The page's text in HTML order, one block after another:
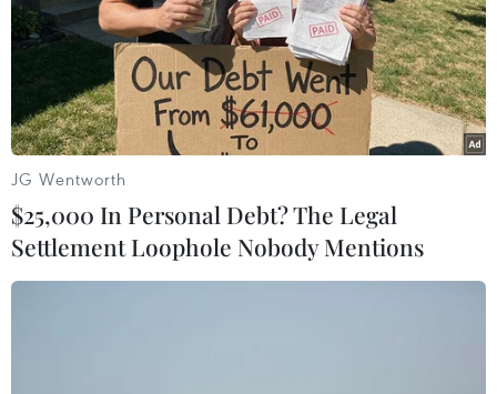
JG Wentworth
$25,000 In Personal Debt? The Legal
Settlement Loophole Nobody Mentions